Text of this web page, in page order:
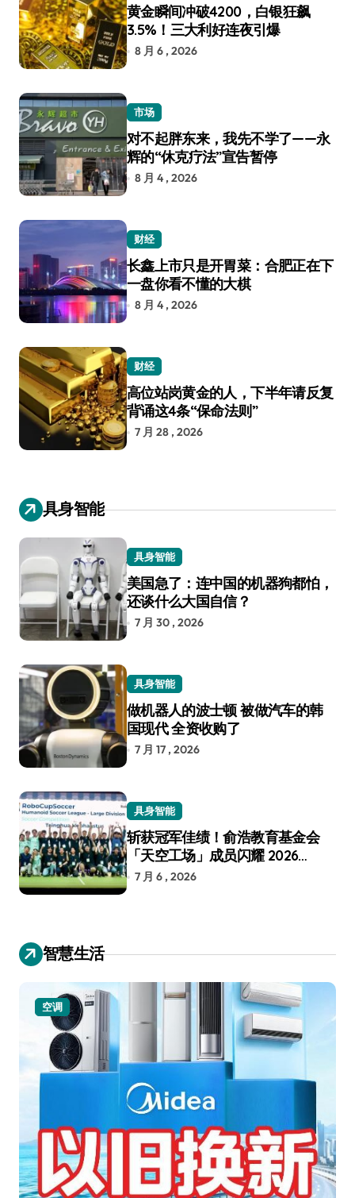
黄金瞬间冲破4200，白银狂飙
3.5%！三大利好连夜引爆
8 月 6 , 2026
市场
对不起胖东来，我先不学了——永
辉的“休克疗法”宣告暂停
8 月 4 , 2026
财经
长鑫上市只是开胃菜：合肥正在下
一盘你看不懂的大棋
8 月 4 , 2026
财经
高位站岗黄金的人，下半年请反复
背诵这4条“保命法则”
7 月 28 , 2026
具身智能
具身智能
美国急了：连中国的机器狗都怕，
还谈什么大国自信？
7 月 30 , 2026
具身智能
做机器人的波士顿 被做汽车的韩
国现代 全资收购了
7 月 17 , 2026
具身智能
斩获冠军佳绩！俞浩教育基金会
「天空工场」成员闪耀 2026
RoboCup 机器人世界杯
7 月 6 , 2026
智慧生活
空调